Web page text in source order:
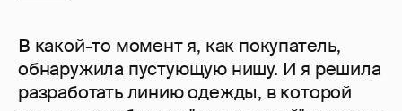
В какой-то момент я, как покупатель,
обнаружила пустующую нишу. И я решила
разработать линию одежды, в которой